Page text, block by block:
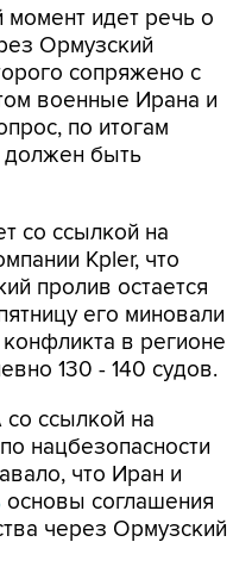
момент идет речь о
Ормузский
сопряжено с
военные Ирана и
по итогам
должен быть
со ссылкой на
Kpler, что
пролив остается
его миновали
в регионе
130 - 140 судов.
со ссылкой на
нацбезопасности
что Иран и
основы соглашения
через Ормузский